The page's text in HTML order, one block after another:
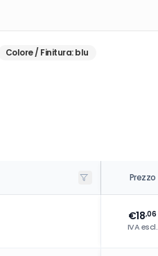
Colore / Finitura:blu
Prezzo
€18,06
IVA escl.